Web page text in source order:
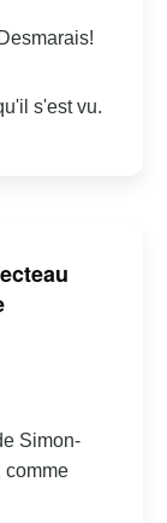
s'est vu.
Simon-
comme